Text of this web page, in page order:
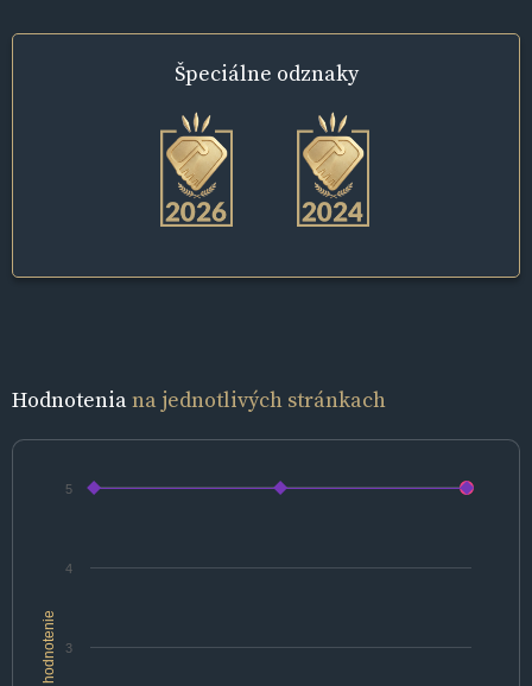
Špeciálne odznaky
Hodnoteniana jednotlivých stránkach
hodnotenie 3
4
5